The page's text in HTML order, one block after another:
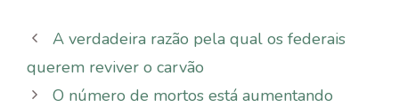
A verdadeira razão pela qual os federais
querem reviver o carvão
O número de mortos está aumentando